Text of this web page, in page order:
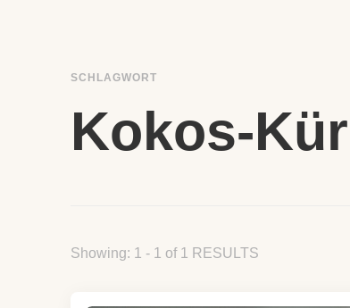
SCHLAGWORT
Kokos-
Showing: 1 - 1 of 1 RESULTS